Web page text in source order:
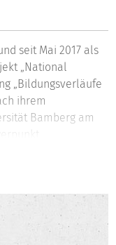
seit Mai 2017 als
„National
„Bildungsverläufe
ihrem
Bamberg am
empirischen
Universität